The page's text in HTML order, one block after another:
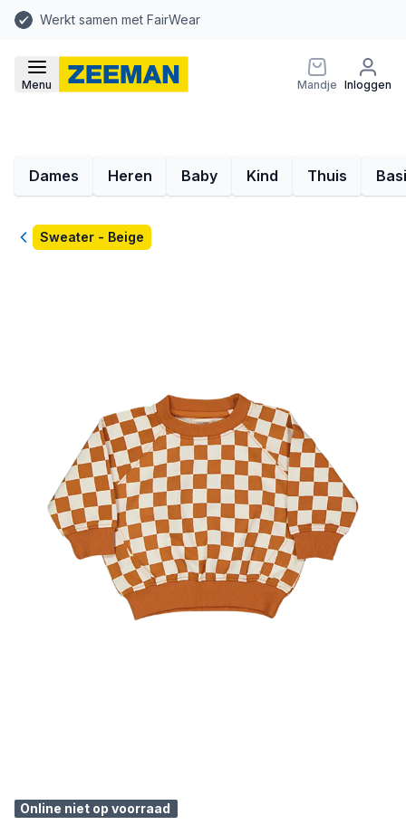
Werkt samen met FairWear
Menu Mandje Inloggen
Dames Heren Baby Kind Thuis
TerugSweater - Beige
Online niet op voorraad